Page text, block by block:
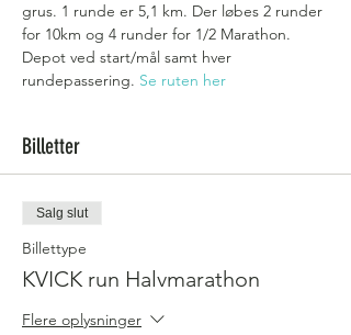
grus. 1 runde er 5,1 km. Der løbes 2 runder
for 10km og 4 runder for 1/2 Marathon.
Depot ved start/mål samt hver
rundepassering. Se ruten her
Billetter
Salg slut
Billettype
KVICK run Halvmarathon
Flere oplysninger